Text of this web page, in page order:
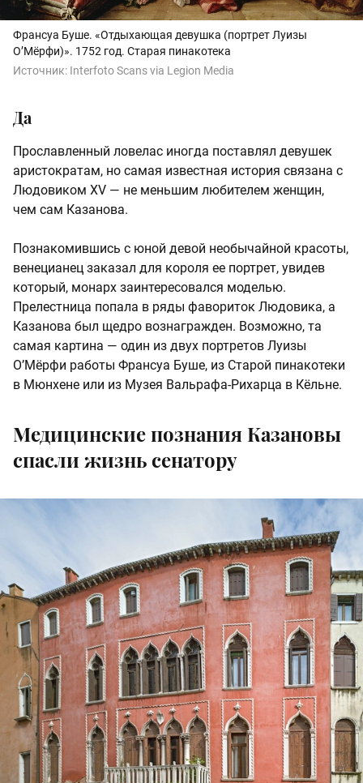
Франсуа Буше. «Отдыхающая девушка (портрет Луизы
О’Мёрфи)». 1752 год. Старая пинакотека
Источник: Interfoto Scans via Legion Media
Да
Прославленный ловелас иногда поставлял девушек
аристократам, но самая известная история связана с
Людовиком XV — не меньшим любителем женщин,
чем сам Казанова.
Познакомившись с юной девой необычайной красоты,
венецианец заказал для короля ее портрет, увидев
который, монарх заинтересовался моделью.
Прелестница попала в ряды фавориток Людовика, а
Казанова был щедро вознагражден. Возможно, та
самая картина — один из двух портретов Луизы
О’Мёрфи работы Франсуа Буше, из Старой пинакотеки
в Мюнхене или из Музея Вальрафа-Рихарца в Кёльне.
Медицинские познания Казановы
спасли жизнь сенатору